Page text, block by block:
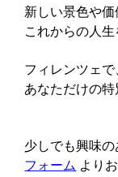
新しい景色や価
これからの人
フィレンツェで、
あなただけの
少しでも興味
フォーム より